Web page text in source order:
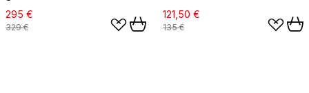
295 €
329 €
121,50 €
135 €